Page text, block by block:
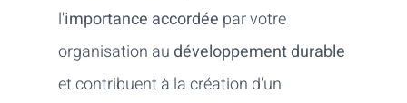
l'importance accordée par votre
organisation audéveloppement durable
et contribuent à la création d'un